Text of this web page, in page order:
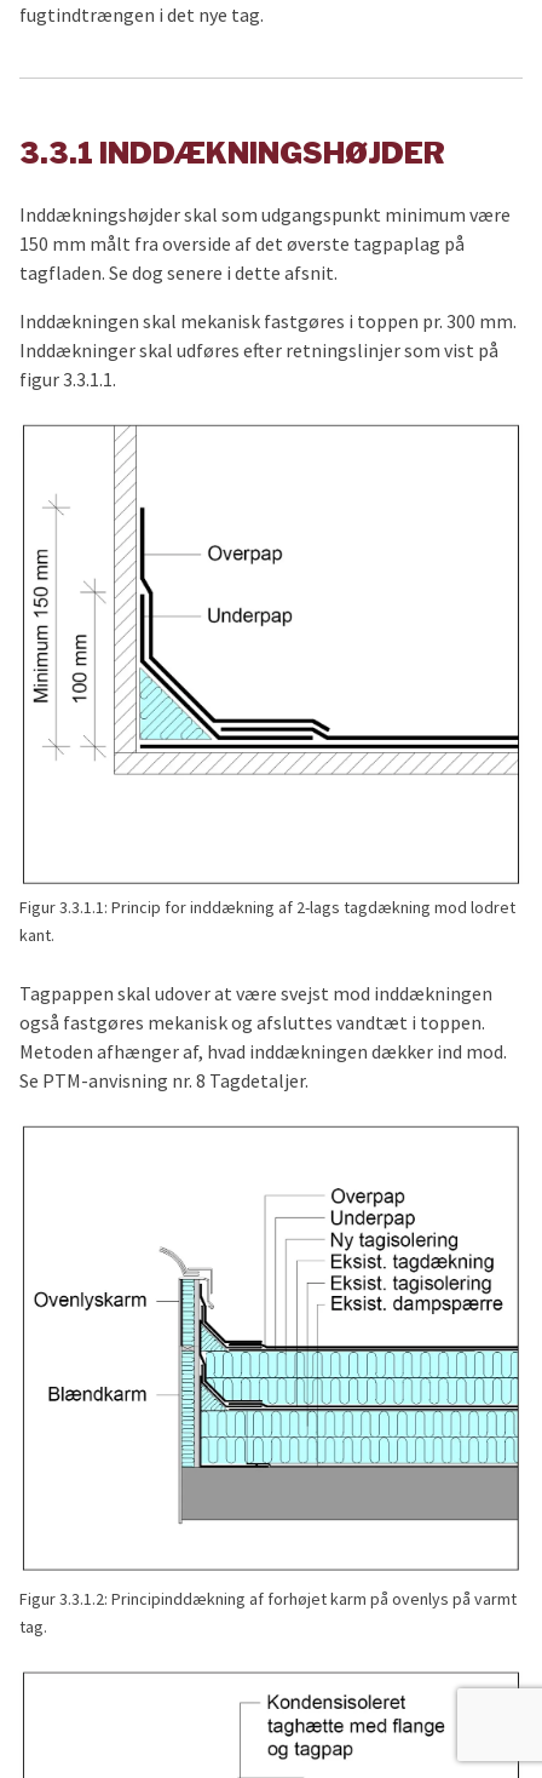
fugtindtrængen i det nye tag.
3.3.1 INDDÆKNINGSHØJDER
Inddækningshøjder skal som udgangspunkt minimum være
150 mm målt fra overside af det øverste tagpaplag på
tagfladen. Se dog senere i dette afsnit.
Inddækningen skal mekanisk fastgøres i toppen pr. 300 mm.
Inddækninger skal udføres efter retningslinjer som vist på
figur 3.3.1.1.
Figur 3.3.1.1: Princip for inddækning af 2-lags tagdækning mod lodret
kant.
Tagpappen skal udover at være svejst mod inddækningen
også fastgøres mekanisk og afsluttes vandtæt i toppen.
Metoden afhænger af, hvad inddækningen dækker ind mod.
Se PTM-anvisning nr. 8 Tagdetaljer.
Figur 3.3.1.2: Principinddækning af forhøjet karm på ovenlys på varmt
tag.